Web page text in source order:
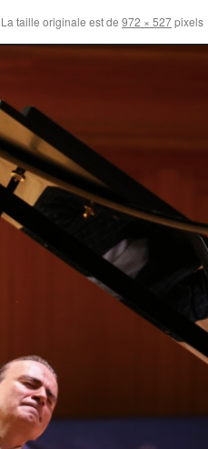
La taille originale est de 972 × 527pixels